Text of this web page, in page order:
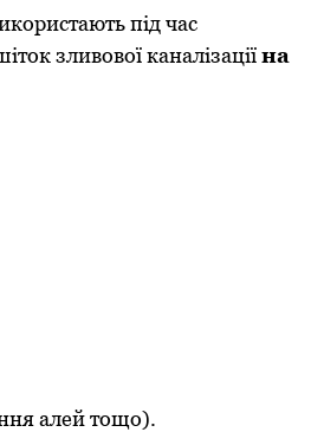
під час
зливової каналізаціїна
алей тощо).